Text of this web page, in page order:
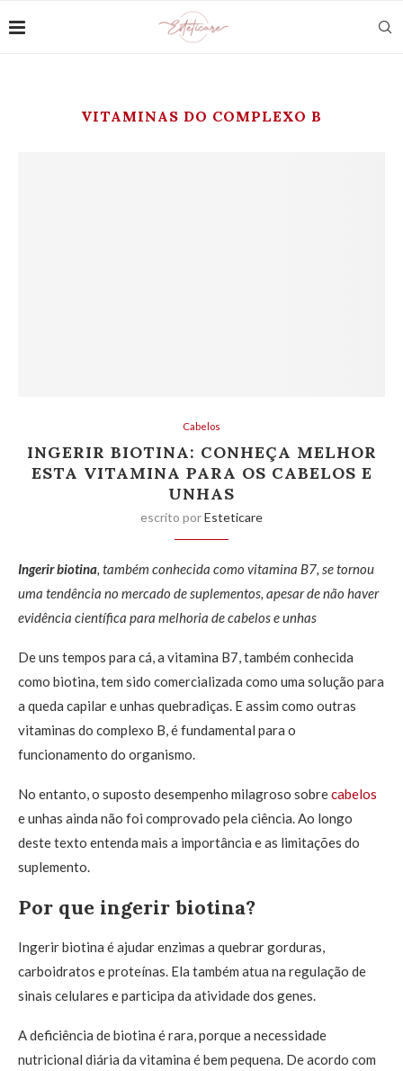
VITAMINAS DO COMPLEXO B
Cabelos
INGERIR BIOTINA: CONHEÇA MELHOR
ESTA VITAMINA PARA OS CABELOS E
UNHAS
escrito porEsteticare
Ingerir biotina, também conhecida como vitamina B7, se tornou
uma tendência no mercado de suplementos, apesar de não haver
evidência científica para melhoria de cabelos e unhas
De uns tempos para cá, a vitamina B7, também conhecida
como biotina, tem sido comercializada como uma solução para
a queda capilar e unhas quebradiças. E assim como outras
vitaminas do complexo B, é fundamental para o
funcionamento do organismo.
No entanto, o suposto desempenho milagroso sobrecabelos
e unhas ainda não foi comprovado pela ciência. Ao longo
deste texto entenda mais a importância e as limitações do
suplemento.
Por que ingerir biotina?
Ingerir biotina é ajudar enzimas a quebrar gorduras,
carboidratos e proteínas. Ela também atua na regulação de
sinais celulares e participa da atividade dos genes.
A deficiência de biotina é rara, porque a necessidade
nutricional diária da vitamina é bem pequena. De acordo com